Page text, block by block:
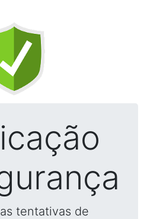
tentativas de